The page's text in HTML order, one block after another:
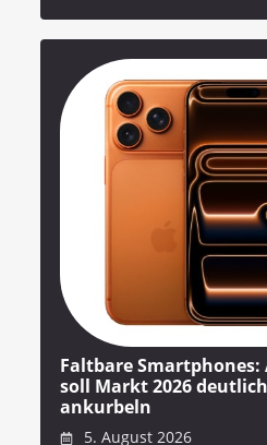
Faltbare Smartphones:
soll Markt 2026 deutlich
ankurbeln
5. August 2026